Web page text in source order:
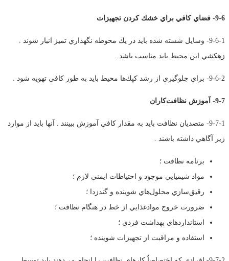
9-6- فضاي كافي براي خشك كردن تجهيزات
9-6-1- وسايل شسته شده بايد در يك محوطه نگهداري تميز انبار شوند .
زهكشي اين محيط بايد مناسب باشد .
9-6-2- براي جلوگيري از رشد كپك‌ها محيط بايد به طور كافي تهويه شود .
9-7- آموزش نظافت‌كاران
9-7-1- متصديان نظافت بايد به مقدار كافي آموزش ببينند . آنها بايد از موارد
زير آگاهي داشته باشند .
برنامه نظافت ؛
مواد شيميايي موجود و احتياطات ايمني لازم ؛
رقيق‌سازي محلول‌هاي شوينده و گندزدا ؛
ضرورت خروج موادغذايي از خط در هنگام نظافت ؛
استانداردهاي بهداشت فردي ؛
استفاده و مراقبت از تجهيزات شوينده ؛